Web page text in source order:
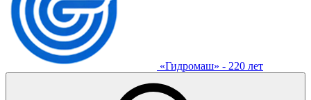
«Гидромаш» - 220 лет